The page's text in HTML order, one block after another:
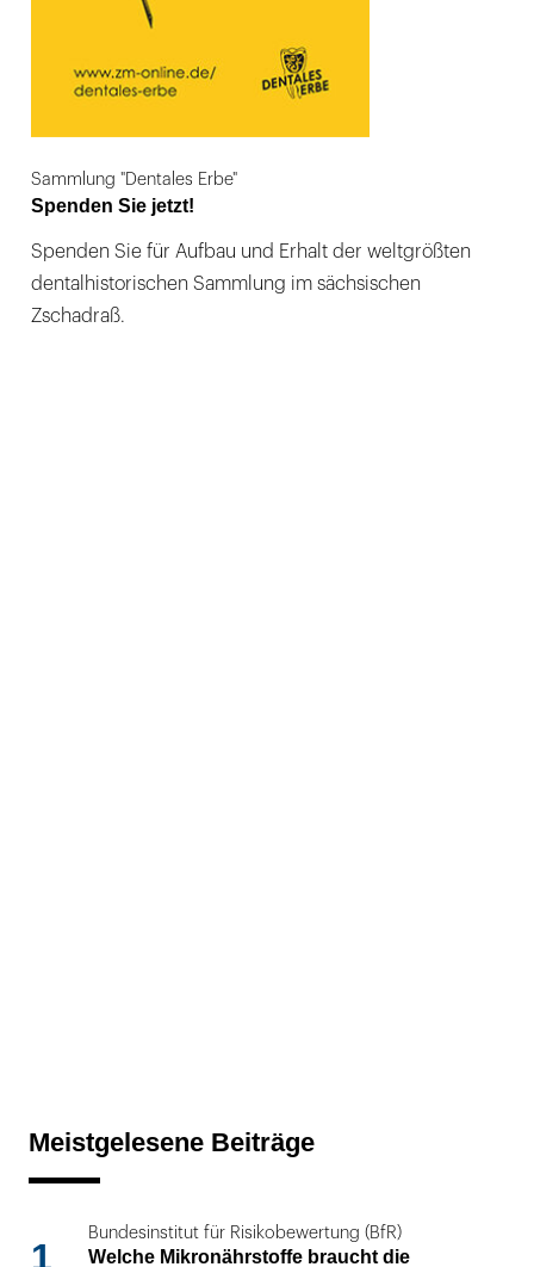
Sammlung "Dentales Erbe"
Spenden Sie jetzt!
Spenden Sie für Aufbau und Erhalt der weltgrößten
dentalhistorischen Sammlung im sächsischen
Zschadraß.
Meistgelesene Beiträge
1
Bundesinstitut für Risikobewertung (BfR)
Welche Mikronährstoffe braucht die